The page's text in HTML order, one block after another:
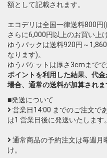
額として記載されます。
エコデリは全国一律送料800円
さらに6,000円以上のお買い上
ゆうパックは送料920円～
なります)。
ゆうパケットは厚さ3cmまでで
ポイントを利用した結果、代
場合、通常の送料が加算されま
■発送について
営業日14:00 までのご注文で
は1 営業日後に発送いたします。
通常商品の予約注文は毎週月
け。